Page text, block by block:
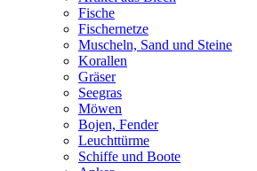
Fische
Fischernetze
Muscheln, Sand und Steine
Korallen
Gräser
Seegras
Möwen
Bojen, Fender
Leuchttürme
Schiffe und Boote